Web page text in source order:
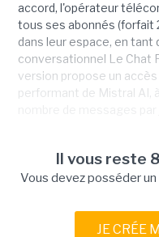
accord, l'opérateur
tous ses abonnés (forfait
dans leur espace, en
conversationnel Le Chat
version propose un
performant de Mistral AI,
nombre de messages par
Il vous reste
Vous devez posséder
JE CRÉE